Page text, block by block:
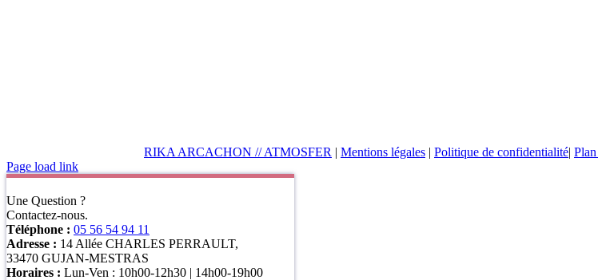
RIKA ARCACHON // ATMOSFER | Mentions légales | Politique de confidentialité|
Page load link
Une Question ?
Contactez-nous.
Téléphone : 05 56 54 94 11
Adresse : 14 Allée CHARLES PERRAULT,
33470 GUJAN-MESTRAS
Horaires : Lun-Ven : 10h00-12h30 | 14h00-19h00